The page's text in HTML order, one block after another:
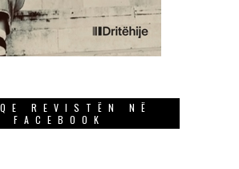
REVISTËN NË
FACEBOOK